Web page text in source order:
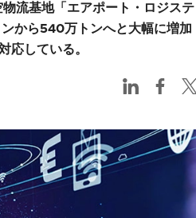
流基地「エアポート・ロジステ
から540万トンへと大幅に増加
応している。